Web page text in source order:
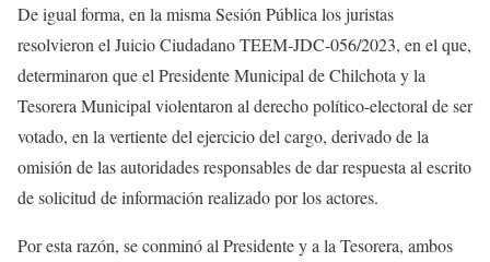
De igual forma, en la misma Sesión Pública los juristas
resolvieron el Juicio Ciudadano TEEM-JDC-056/2023, en el que,
determinaron que el Presidente Municipal de Chilchota y la
Tesorera Municipal violentaron al derecho político-electoral de ser
votado, en la vertiente del ejercicio del cargo, derivado de la
omisión de las autoridades responsables de dar respuesta al escrito
de solicitud de información realizado por los actores.
Por esta razón, se conminó al Presidente y a la Tesorera, ambos